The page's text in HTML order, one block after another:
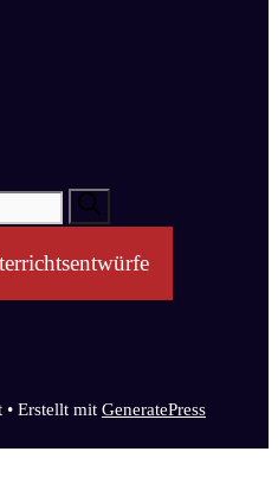
• Erstellt mit GeneratePress